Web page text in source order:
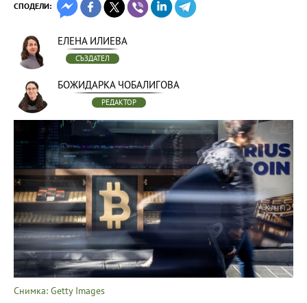
СПОДЕЛИ:
ЕЛЕНА ИЛИЕВА
СЪЗДАТЕЛ
БОЖИДАРКА ЧОБАЛИГОВА
РЕДАКТОР
Снимка: Getty Images